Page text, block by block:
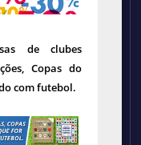
de clubes
Copas do
com futebol.